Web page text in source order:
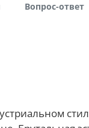
Вопрос-ответ